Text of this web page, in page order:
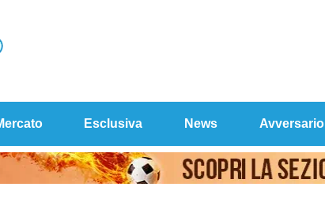
Esclusiva News Avversario